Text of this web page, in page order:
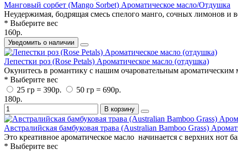
Манговый сорбет (Mango Sorbet) Ароматическое масло/Отдушка
Неудержимая, бодрящая смесь спелого манго, сочных лимонов и
* Выберите вес
160р.
Уведомить о наличии
Лепестки роз (Rose Petals) Ароматическое масло (отдушка)
Окунитесь в романтику с нашим очаровательным ароматическим
* Выберите вес
25 гр = 390р.
50 гр = 690р.
180р.
В корзину
Австралийская бамбуковая трава (Australian Bamboo Grass)
Это креативное ароматическое масло начинается с верхних нот
* Выберите вес